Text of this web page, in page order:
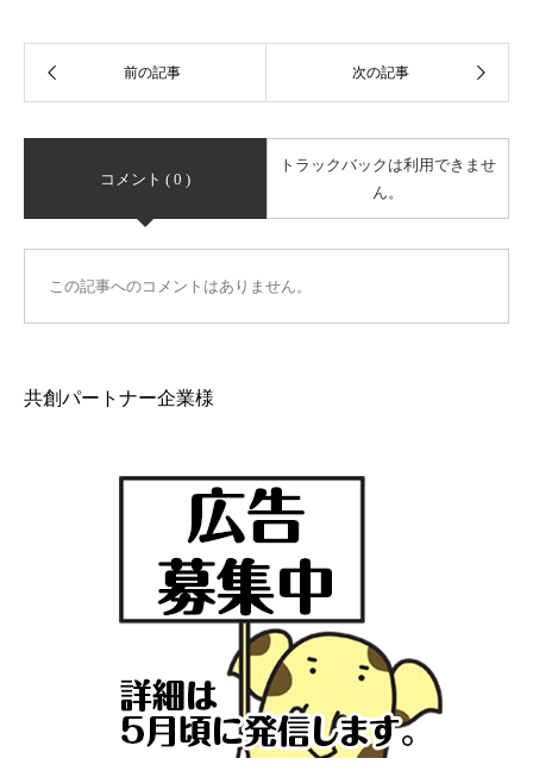
コメント ( 0 )
トラックバックは利用できませ
ん。
この記事へのコメントはありません。
共創パートナー企業様